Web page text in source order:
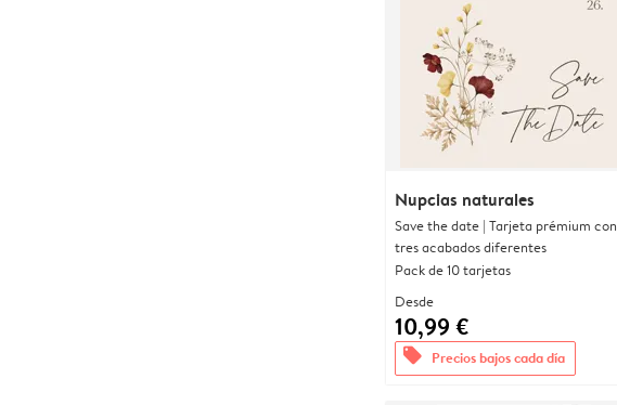
Nupcias naturales
Save the date | Tarjeta prémium con
tres acabados diferentes
Pack de 10 tarjetas
Desde
10,99 €
offers Precios bajos cada día